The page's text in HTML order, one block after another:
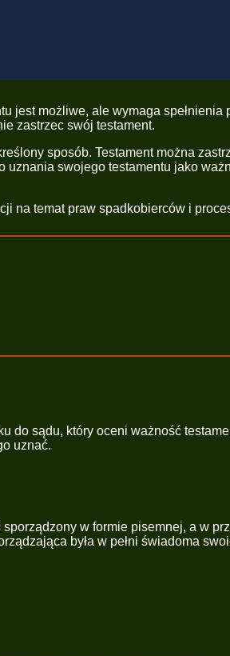
jest możliwe, ale wymaga spełnienia
zastrzec swój testament.
sposób. Testament można
uznania swojego testamentu jako
na temat praw spadkobierców i
do sądu, który oceni ważność
uznać.
w formie pisemnej, a w
była w pełni świadoma